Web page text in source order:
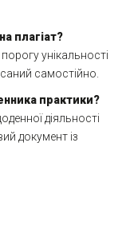
плагіат?
унікальності
самостійно.
практики?
діяльності
документ із